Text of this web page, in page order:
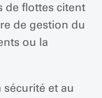
de flottes citent
de gestion du
ou la
sécurité et au